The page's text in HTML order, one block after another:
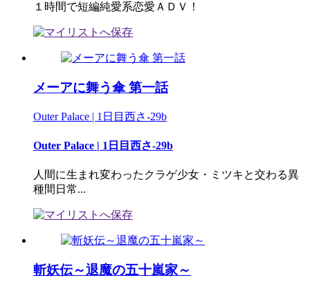
１時間で短編純愛系恋愛ＡＤＶ！
メーアに舞う傘 第一話
Outer Palace | 1日目西さ-29b
Outer Palace | 1日目西さ-29b
人間に生まれ変わったクラゲ少女・ミツキと交わる異
種間日常...
斬妖伝～退魔の五十嵐家～